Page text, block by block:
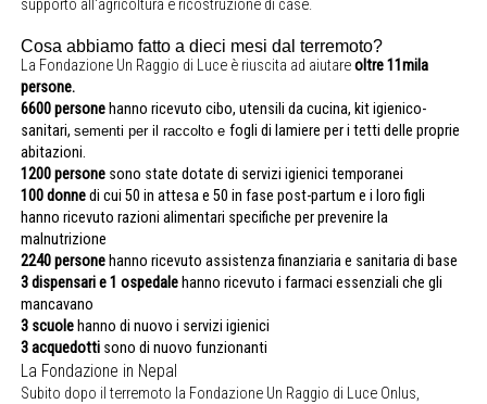
supporto all‘agricoltura e ricostruzione di case.
Cosa abbiamo fatto a dieci mesi dal terremoto?
La Fondazione Un Raggio di Luce è riuscita ad aiutareoltre 11mila
persone.
6600 persone hanno ricevuto cibo, utensili da cucina, kit igienico-
sanitari,sementi per il raccolto efogli di lamiere per i tetti delle proprie
abitazioni.
1200 persone sono state dotate di servizi igienici temporanei
100 donnedi cui 50 in attesa e 50 in fase post-partum e i loro figli
hanno ricevuto razioni alimentari specifiche per prevenire la
malnutrizione
2240 persone hanno ricevuto assistenza finanziaria e sanitaria di base
3 dispensari e 1 ospedale hanno ricevuto i farmaci essenziali che gli
mancavano
3 scuole hanno di nuovo i servizi igienici
3 acquedotti sono di nuovo funzionanti
La Fondazione in Nepal
Subito dopo il terremoto la Fondazione Un Raggio di Luce Onlus,